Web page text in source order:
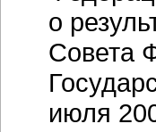
о
Совета
июля